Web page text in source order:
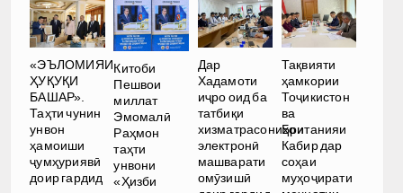
«ЭЪЛОМИЯИ
ҲУҚУҚИ
БАШАР».
Таҳти чунин
унвон
ҳамоиши
ҷумҳуриявӣ
доир гардид
Китоби
Пешвои
миллат
Эмомалӣ
Раҳмон
таҳти
унвони
«Ҳизби
Дар
Хадамоти
иҷро оид ба
татбиқи
хизматрасониҳои
электронӣ
машварати
омӯзишӣ
Тақвияти
ҳамкории
Тоҷикистон
ва
Британияи
Кабир дар
соҳаи
муҳоҷирати